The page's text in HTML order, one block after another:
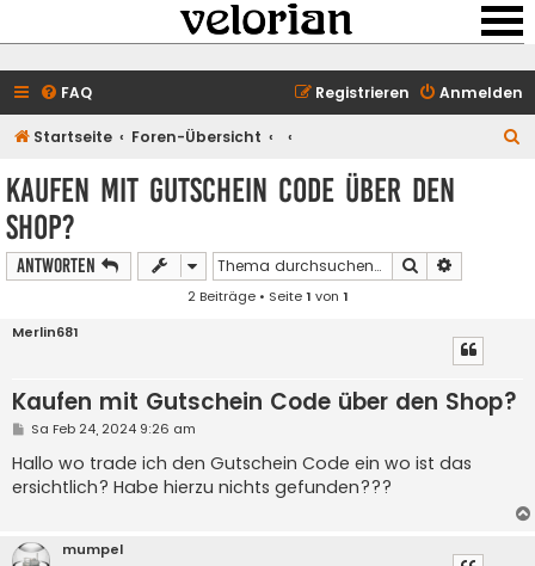
FAQ Anmelden
Registrieren
Startseite Foren-Übersicht
Kaufen mit Gutschein Code über den
Shop?
Antworten Suche
2 Beiträge • Seite1 von 1
Merlin681
Kaufen mit Gutschein Code über den Shop?
B
i
t
r
Sa Feb 24, 2024 9:26 am
Hallo wo trade ich den Gutschein Code ein wo ist das
ersichtlich? Habe hierzu nichts gefunden???
mumpel